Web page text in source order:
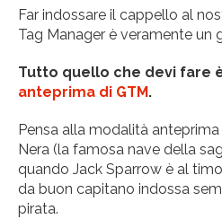
Far indossare il cappello al
Tag Manager è veramente un
Tutto quello che devi fare
anteprima di GTM .
Pensa alla modalità
Nera (la famosa nave della
quando Jack Sparrow è al
da buon capitano indossa
pirata.